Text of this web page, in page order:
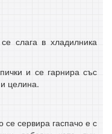
слага в хладилника
и се гарнира със
целина.
се сервира гаспачо е с